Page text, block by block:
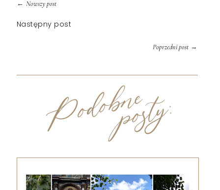
← Nowszy post
Następny post
Poprzedni post→